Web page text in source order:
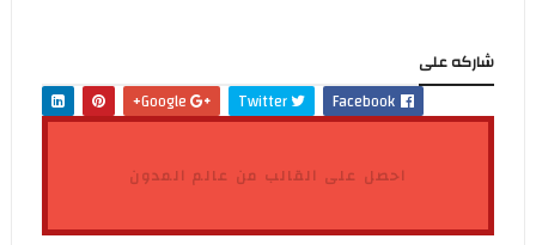
شاركه على
Facebook
Twitter
احصل على القالب من عالم المدون